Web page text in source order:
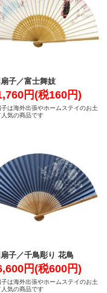
子／富士舞妓
円(税160円)
子は海外出張やホームステイのお土
人気の商品です
子／千鳥彫り 花鳥
円(税600円)
子は海外出張やホームステイのお土
人気の商品です